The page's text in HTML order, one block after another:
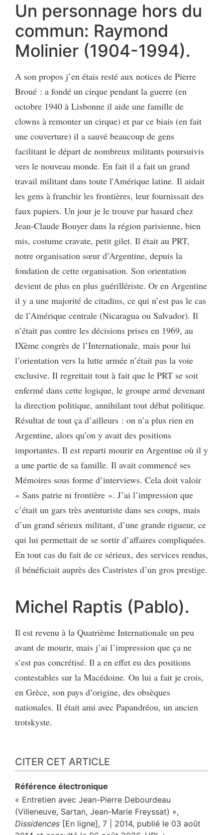
Un personnage hors du
commun: Raymond
Molinier (1904-1994).
A son propos j’en étais resté aux notices de Pierre
Broué : a fondé un cirque pendant la guerre (en
octobre 1940 à Lisbonne il aide une famille de
clowns à remonter un cirque) et par ce biais (en fait
une couverture) il a sauvé beaucoup de gens
facilitant le départ de nombreux militants poursuivis
vers le nouveau monde. En fait il a fait un grand
travail militant dans toute l'Amérique latine. Il aidait
les gens à franchir les frontières, leur fournissait des
faux papiers. Un jour je le trouve par hasard chez
Jean-Claude Bouyer dans la région parisienne, bien
mis, costume cravate, petit gilet. Il était au PRT,
notre organisation sœur d’Argentine, depuis la
fondation de cette organisation. Son orientation
devient de plus en plus guérillériste. Or en Argentine
il y a une majorité de citadins, ce qui n’est pas le cas
de l’Amérique centrale (Nicaragua ou Salvador). Il
n’était pas contre les décisions prises en 1969, au
IXème congrès de l’Internationale, mais pour lui
l’orientation vers la lutte armée n’était pas la voie
exclusive. Il regrettait tout à fait que le PRT se soit
enfermé dans cette logique, le groupe armé devenant
la direction politique, annihilant tout débat politique.
Résultat de tout ça d’ailleurs : on n’a plus rien en
Argentine, alors qu’on y avait des positions
importantes. Il est reparti mourir en Argentine où il y
a une partie de sa famille. Il avait commencé ses
Mémoires sous forme d’interviews. Cela doit valoir
« Sans patrie ni frontière ». J’ai l’impression que
c’était un gars très aventuriste dans ses coups, mais
d’un grand sérieux militant, d’une grande rigueur, ce
qui lui permettait de se sortir d’affaires compliquées.
En tout cas du fait de ce sérieux, des services rendus,
il bénéficiait auprès des Castristes d’un gros prestige.
Michel Raptis (Pablo).
Il est revenu à la Quatrième Internationale un peu
avant de mourir, mais j’ai l’impression que ça ne
s’est pas concrétisé. Il a en effet eu des positions
contestables sur la Macédoine. On lui a fait je crois,
en Grèce, son pays d’origine, des obsèques
nationales. Il était ami avec Papandréou, un ancien
trotskyste.
CITER CET ARTICLE
Référence électronique
« Entretien avec Jean-Pierre Debourdeau
(Villeneuve, Sartan, Jean-Marie Freyssat) »,
Dissidences [En ligne], 7 | 2014, publié le 03 août